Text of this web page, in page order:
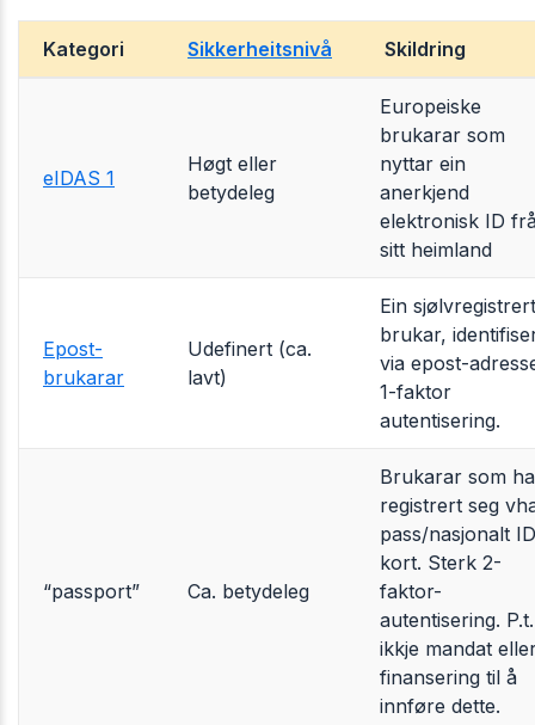
Kategori Sikkerheitsnivå Skildring
eIDAS 1
Høgt eller
betydeleg
Europeiske
brukarar som
nyttar ein
anerkjend
elektronisk ID
sitt heimland
Epost-
brukarar
Udefinert (ca.
lavt)
Ein sjølvregistrert
brukar,
via epost-
1-faktor
autentisering.
“passport” Ca. betydeleg
Brukarar som
registrert seg
pass/nasjonalt
kort. Sterk 2-
faktor-
autentisering. P.t.
ikkje mandat
finansering til å
innføre dette.